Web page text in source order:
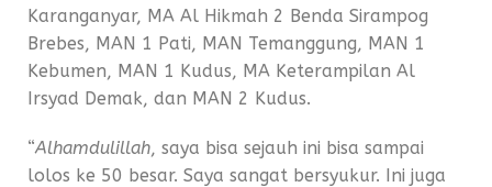
Karanganyar, MA Al Hikmah 2 Benda Sirampog
Brebes, MAN 1 Pati, MAN Temanggung, MAN 1
Kebumen, MAN 1 Kudus, MA Keterampilan Al
Irsyad Demak, dan MAN 2 Kudus.
“Alhamdulillah, saya bisa sejauh ini bisa sampai
lolos ke 50 besar. Saya sangat bersyukur. Ini juga